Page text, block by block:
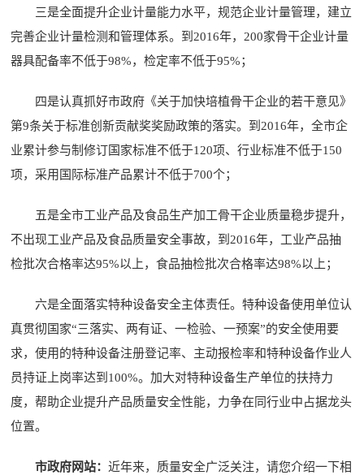
三是全面提升企业计量能力水平，规范企业计量管理，建立
完善企业计量检测和管理体系。到2016年，200家骨干企业计量
器具配备率不低于98%，检定率不低于95%；
四是认真抓好市政府《关于加快培植骨干企业的若干意见》
第9条关于标准创新贡献奖奖励政策的落实。到2016年，全市企
业累计参与制修订国家标准不低于120项、行业标准不低于150
项，采用国际标准产品累计不低于700个；
五是全市工业产品及食品生产加工骨干企业质量稳步提升，
不出现工业产品及食品质量安全事故，到2016年，工业产品抽
检批次合格率达95%以上，食品抽检批次合格率达98%以上；
六是全面落实特种设备安全主体责任。特种设备使用单位认
真贯彻国家“三落实、两有证、一检验、一预案”的安全使用要
求，使用的特种设备注册登记率、主动报检率和特种设备作业人
员持证上岗率达到100%。加大对特种设备生产单位的扶持力
度，帮助企业提升产品质量安全性能，力争在同行业中占据龙头
位置。
市政府网站：近年来，质量安全广泛关注，请您介绍一下相